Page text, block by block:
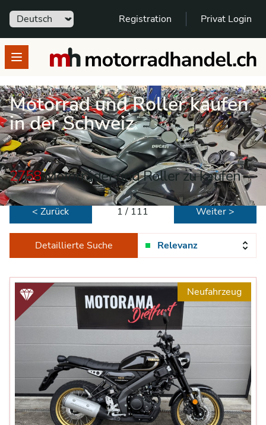
Sprache Registration Privat Login
Open menumotorradhandel.ch
Motorrad und Roller kaufen
in der Schweiz
2758Motorräder und Roller zu kaufen
< Zurück 1 / 111 Weiter >
Detaillierte Suche Relevanz
Neufahrzeug